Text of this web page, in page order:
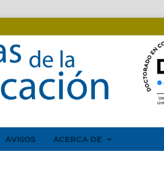
AVISOS ACERCA DE